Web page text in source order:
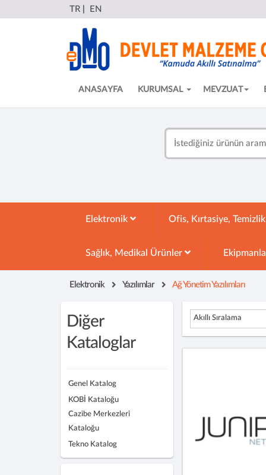
TR EN
ANASAYFA KURUMSAL MEVZUAT
Elektronik Ofis, Kırtasiye,
Sağlık, Medikal Ürünler
Elektronik Yazılımlar Ağ Yönetim Yazılımları
Diğer
Kataloglar
Genel Katalog
KOBİ Kataloğu
Cazibe Merkezleri
Kataloğu
Tekno Katalog
Akıllı Sıralama